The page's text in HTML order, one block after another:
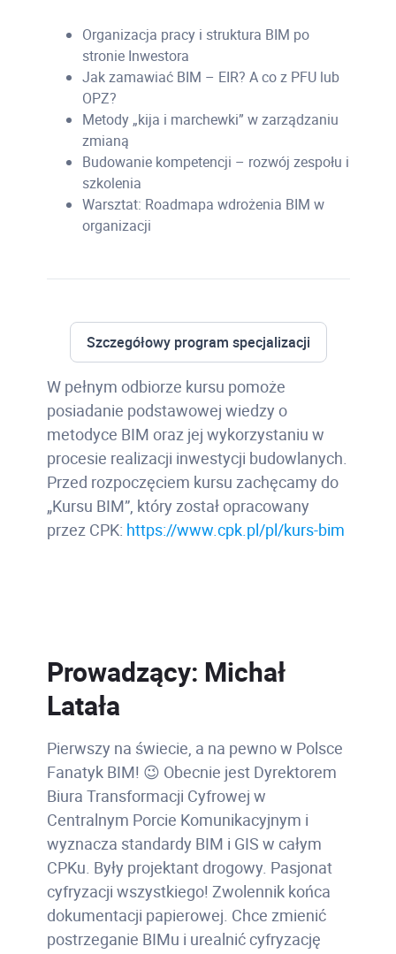
Organizacja pracy i struktura BIM po
stronie Inwestora
Jak zamawiać BIM – EIR? A co z PFU lub
OPZ?
Metody „kija i marchewki” w zarządzaniu
zmianą
Budowanie kompetencji – rozwój zespołu i
szkolenia
Warsztat: Roadmapa wdrożenia BIM w
organizacji
Szczegółowy program specjalizacji
W pełnym odbiorze kursu pomoże
posiadanie podstawowej wiedzy o
metodyce BIM oraz jej wykorzystaniu w
procesie realizacji inwestycji budowlanych.
Przed rozpoczęciem kursu zachęcamy do
„Kursu BIM”, który został opracowany
przez CPK: https://www.cpk.pl/pl/kurs-bim
Prowadzący: Michał
Latała
Pierwszy na świecie, a na pewno w Polsce
Fanatyk BIM! 😉 Obecnie jest Dyrektorem
Biura Transformacji Cyfrowej w
Centralnym Porcie Komunikacyjnym i
wyznacza standardy BIM i GIS w całym
CPKu. Były projektant drogowy. Pasjonat
cyfryzacji wszystkiego! Zwolennik końca
dokumentacji papierowej. Chce zmienić
postrzeganie BIMu i urealnić cyfryzację